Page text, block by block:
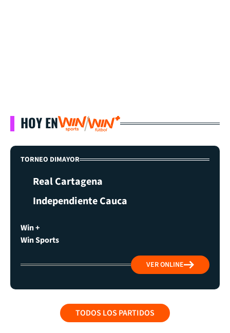
HOY EN
TORNEO DIMAYOR
Real Cartagena
Independiente Cauca
Win +
Win Sports
VER ONLINE
TODOS LOS PARTIDOS